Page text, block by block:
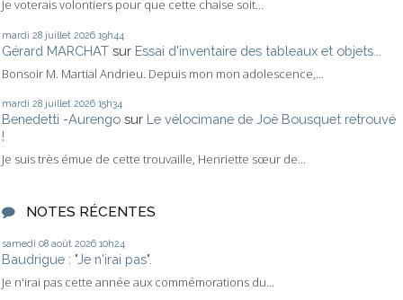
Je voterais volontiers pour que cette chaise soit...
mardi 28 juillet 2026 19h44
Gérard MARCHAT sur Essai d'inventaire des tableaux et objets...
Bonsoir M. Martial Andrieu. Depuis mon mon adolescence,...
mardi 28 juillet 2026 15h34
Benedetti -Aurengo sur Le vélocimane de Joë Bousquet retrouvé
!
Je suis très émue de cette trouvaille, Henriette sœur de...
NOTES RÉCENTES
samedi 08 août 2026 10h24
Baudrigue : "Je n'irai pas".
Je n'irai pas cette année aux commémorations du...